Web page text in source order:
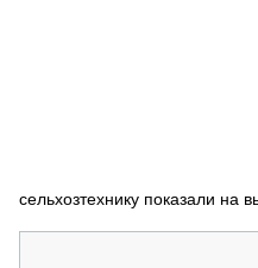
СПЕЦПРОЕКТЫ
сельхозтехнику показали на